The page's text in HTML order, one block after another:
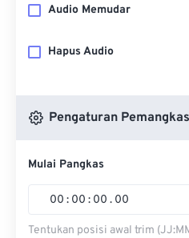
Audio Memudar
Hapus Audio
Pengaturan
Mulai Pangkas
00 : 00 : 00 . 00
Tentukan posisi awal trim